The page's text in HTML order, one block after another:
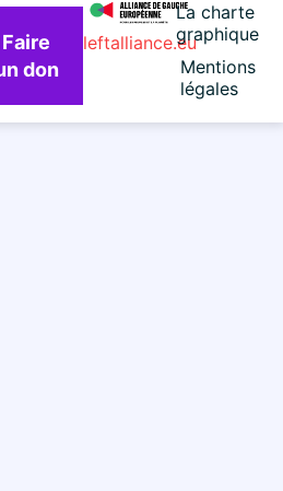
Faire
don
La charte
graphique
Mentions
légales
leftalliance.eu